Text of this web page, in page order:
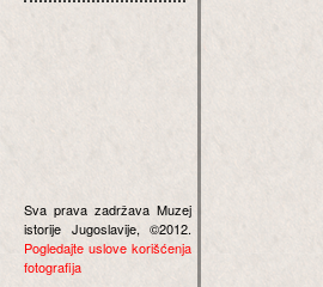
Sva prava zadržava Muzej
istorije Jugoslavije, ©2012.
Pogledajte uslove korišćenja
fotografija